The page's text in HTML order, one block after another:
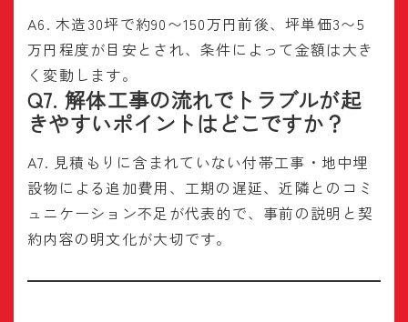
A6. 木造30坪で約90〜150万円前後、坪単価3〜5
万円程度が目安とされ、条件によって金額は大き
く変動します。
Q7. 解体工事の流れでトラブルが起
きやすいポイントはどこですか？
A7. 見積もりに含まれていない付帯工事・地中埋
設物による追加費用、工期の遅延、近隣とのコミ
ュニケーション不足が代表的で、事前の説明と契
約内容の明文化が大切です。